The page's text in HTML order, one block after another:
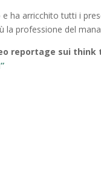
ha arricchito tutti i
la professione del
reportage sui